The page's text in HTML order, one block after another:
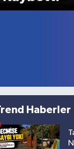
Haberler